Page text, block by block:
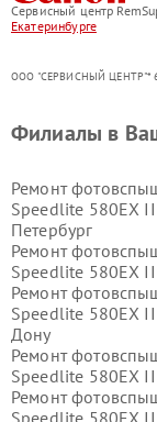
Сервисный центр
Екатеринбурге
ООО "СЕРВИСНЫЙ ЦЕНТР"*
Филиалы в
Ремонт
Speedlite 580EX II
Петербург
Ремонт
Speedlite 580EX II
Ремонт
Speedlite 580EX II
Дону
Ремонт
Speedlite 580EX II
Ремонт